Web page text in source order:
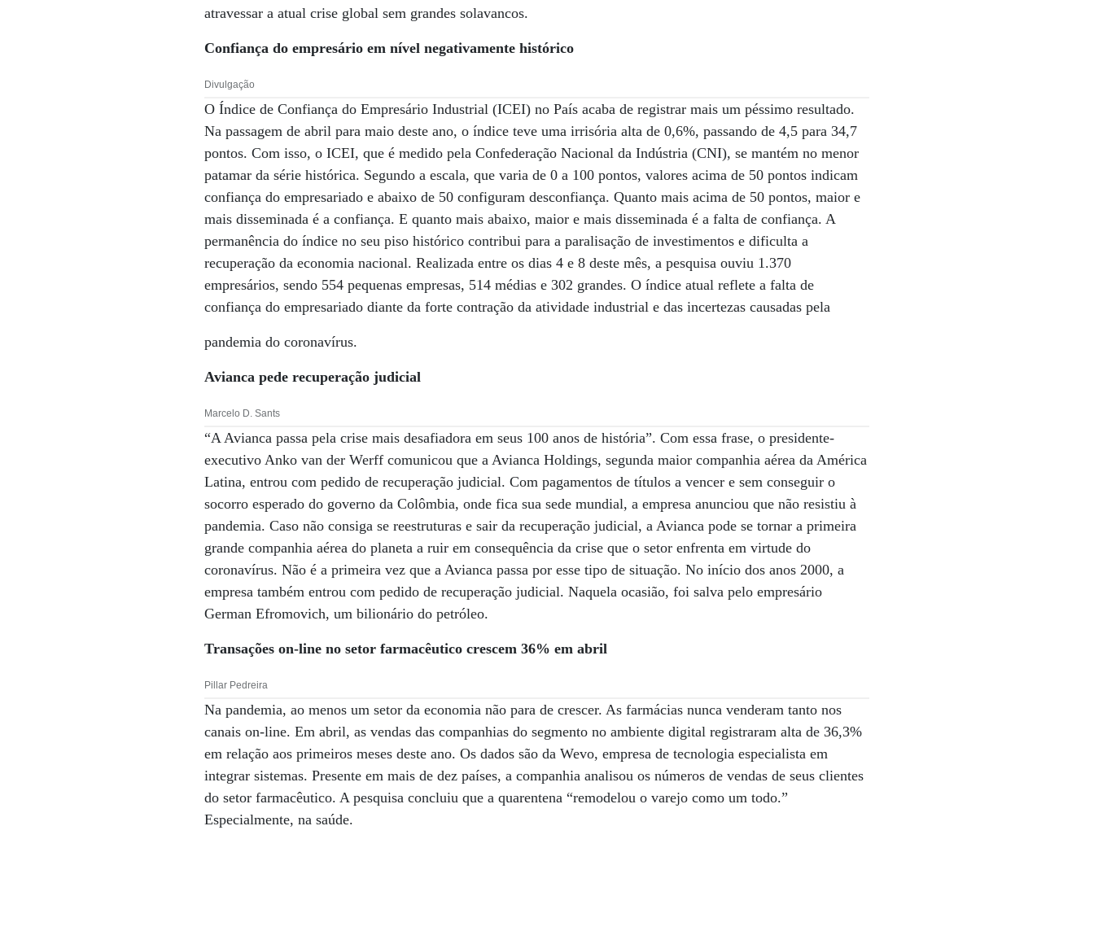
atravessar a atual crise global sem grandes solavancos.
Confiança do empresário em nível negativamente histórico
Divulgação
O Índice de Confiança do Empresário Industrial (ICEI) no País acaba de registrar mais um péssimo resultado.
Na passagem de abril para maio deste ano, o índice teve uma irrisória alta de 0,6%, passando de 4,5 para 34,7
pontos. Com isso, o ICEI, que é medido pela Confederação Nacional da Indústria (CNI), se mantém no menor
patamar da série histórica. Segundo a escala, que varia de 0 a 100 pontos, valores acima de 50 pontos indicam
confiança do empresariado e abaixo de 50 configuram desconfiança. Quanto mais acima de 50 pontos, maior e
mais disseminada é a confiança. E quanto mais abaixo, maior e mais disseminada é a falta de confiança. A
permanência do índice no seu piso histórico contribui para a paralisação de investimentos e dificulta a
recuperação da economia nacional. Realizada entre os dias 4 e 8 deste mês, a pesquisa ouviu 1.370
empresários, sendo 554 pequenas empresas, 514 médias e 302 grandes. O índice atual reflete a falta de
confiança do empresariado diante da forte contração da atividade industrial e das incertezas causadas pela
pandemia do coronavírus.
Avianca pede recuperação judicial
Marcelo D. Sants
“A Avianca passa pela crise mais desafiadora em seus 100 anos de história”. Com essa frase, o presidente-
executivo Anko van der Werff comunicou que a Avianca Holdings, segunda maior companhia aérea da América
Latina, entrou com pedido de recuperação judicial. Com pagamentos de títulos a vencer e sem conseguir o
socorro esperado do governo da Colômbia, onde fica sua sede mundial, a empresa anunciou que não resistiu à
pandemia. Caso não consiga se reestruturas e sair da recuperação judicial, a Avianca pode se tornar a primeira
grande companhia aérea do planeta a ruir em consequência da crise que o setor enfrenta em virtude do
coronavírus. Não é a primeira vez que a Avianca passa por esse tipo de situação. No início dos anos 2000, a
empresa também entrou com pedido de recuperação judicial. Naquela ocasião, foi salva pelo empresário
German Efromovich, um bilionário do petróleo.
Transações on-line no setor farmacêutico crescem 36% em abril
Pillar Pedreira
Na pandemia, ao menos um setor da economia não para de crescer. As farmácias nunca venderam tanto nos
canais on-line. Em abril, as vendas das companhias do segmento no ambiente digital registraram alta de 36,3%
em relação aos primeiros meses deste ano. Os dados são da Wevo, empresa de tecnologia especialista em
integrar sistemas. Presente em mais de dez países, a companhia analisou os números de vendas de seus clientes
do setor farmacêutico. A pesquisa concluiu que a quarentena “remodelou o varejo como um todo.”
Especialmente, na saúde.